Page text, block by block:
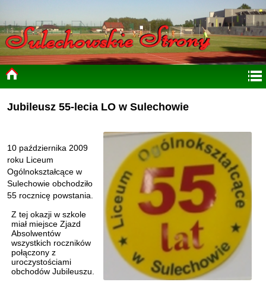
Jubileusz 55-lecia LO w Sulechowie
10 października 2009
roku Liceum
Ogólnokształcące w
Sulechowie obchodziło
55 rocznicę powstania.
Z tej okazji w szkole
miał miejsce Zjazd
Absolwentów
wszystkich roczników
połączony z
uroczystościami
obchodów Jubileuszu.